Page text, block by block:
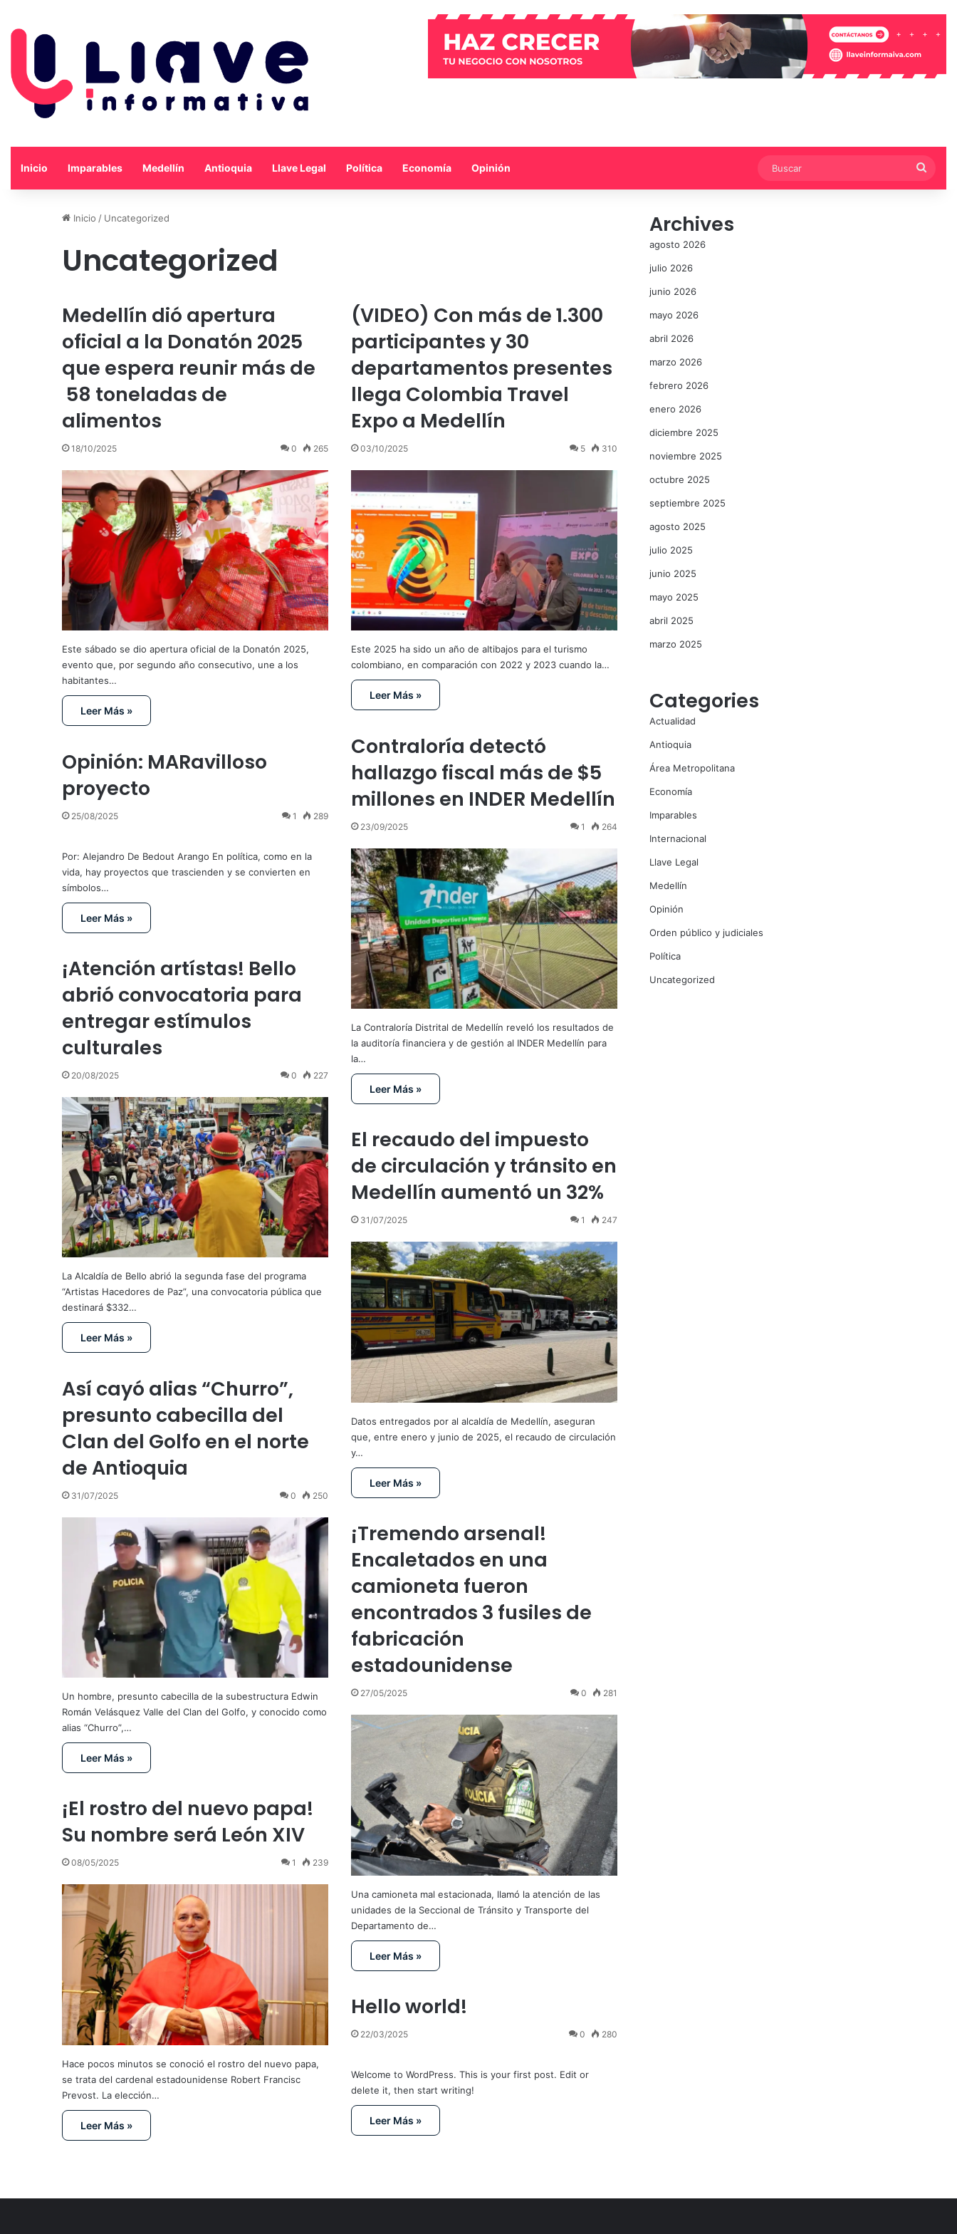
Inicio Imparables Medellín Antioquia Llave Legal Política Economía Opinión
Inicio / Uncategorized
Uncategorized
Medellín dió apertura
oficial a la Donatón 2025
que espera reunir más de
58 toneladas de
alimentos
18/10/2025 0 265
Este sábado se dio apertura oficial de la Donatón 2025,
evento que, por segundo año consecutivo, une a los
habitantes…
Leer Más »
(VIDEO) Con más de 1.300
participantes y 30
departamentos presentes
llega Colombia Travel
Expo a Medellín
03/10/2025 5 310
Este 2025 ha sido un año de altibajos para el turismo
colombiano, en comparación con 2022 y 2023 cuando la…
Leer Más »
Contraloría detectó
hallazgo fiscal más de $5
millones en INDER Medellín
23/09/2025 1 264
La Contraloría Distrital de Medellín reveló los resultados de
la auditoría financiera y de gestión al INDER Medellín para
la…
Leer Más »
Opinión: MARavilloso
proyecto
25/08/2025 1 289
Por: Alejandro De Bedout Arango En política, como en la
vida, hay proyectos que trascienden y se convierten en
símbolos…
Leer Más »
¡Atención artístas! Bello
abrió convocatoria para
entregar estímulos
culturales
20/08/2025 0 227
La Alcaldía de Bello abrió la segunda fase del programa
“Artistas Hacedores de Paz”, una convocatoria pública que
destinará $332…
Leer Más »
El recaudo del impuesto
de circulación y tránsito en
Medellín aumentó un 32%
31/07/2025 1 247
Datos entregados por al alcaldía de Medellín, aseguran
que, entre enero y junio de 2025, el recaudo de circulación
y…
Leer Más »
Así cayó alias “Churro”,
presunto cabecilla del
Clan del Golfo en el norte
de Antioquia
31/07/2025 0 250
Un hombre, presunto cabecilla de la subestructura Edwin
Román Velásquez Valle del Clan del Golfo, y conocido como
alias “Churro”,…
Leer Más »
¡Tremendo arsenal!
Encaletados en una
camioneta fueron
encontrados 3 fusiles de
fabricación
estadounidense
27/05/2025 0 281
Una camioneta mal estacionada, llamó la atención de las
unidades de la Seccional de Tránsito y Transporte del
Departamento de…
Leer Más »
¡El rostro del nuevo papa!
Su nombre será León XIV
08/05/2025 1 239
Hace pocos minutos se conoció el rostro del nuevo papa,
se trata del cardenal estadounidense Robert Francisc
Prevost. La elección…
Leer Más »
Hello world!
22/03/2025 0 280
Welcome to WordPress. This is your first post. Edit or
delete it, then start writing!
Leer Más »
Archives
agosto 2026
julio 2026
junio 2026
mayo 2026
abril 2026
marzo 2026
febrero 2026
enero 2026
diciembre 2025
noviembre 2025
octubre 2025
septiembre 2025
agosto 2025
julio 2025
junio 2025
mayo 2025
abril 2025
marzo 2025
Categories
Actualidad
Antioquia
Área Metropolitana
Economía
Imparables
Internacional
Llave Legal
Medellín
Opinión
Orden público y judiciales
Política
Uncategorized